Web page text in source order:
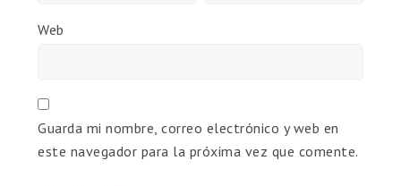
Web
Guarda mi nombre, correo electrónico y web en
este navegador para la próxima vez que comente.